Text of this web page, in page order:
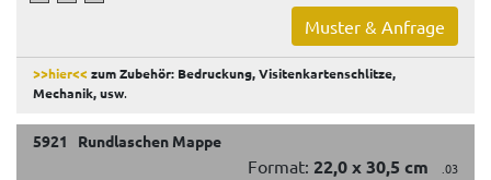
Muster & Anfrage
>>hier<<zum Zubehör: Bedruckung, Visitenkartenschlitze,
Mechanik, usw.
5921 Rundlaschen Mappe
Format: 22,0 x 30,5 cm .03